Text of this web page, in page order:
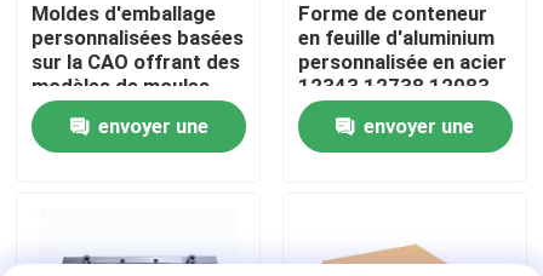
Nous contacter
Nouvelles
Demandez un devis
Moldes d'emballage
personnalisées basées
sur la CAO offrant des
modèles de moules
sur mesure pour
diverses exigences et
industries d'emballage
envoyer une
Forme de conteneur
en feuille d'aluminium
personnalisée en acier
12343 12738 12083
S136 NAK80 Adapté à
la production
industrielle
envoyer une